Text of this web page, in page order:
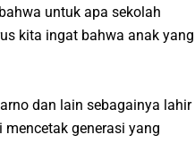
untuk apa sekolah
kita ingat bahwa anak yang
dan lain sebagainya lahir
generasi yang